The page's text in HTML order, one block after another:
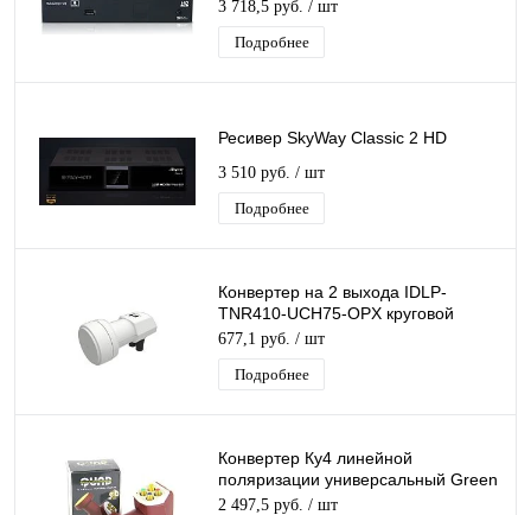
3 718,5 руб. / шт
Подробнее
Ресивер SkyWay Classic 2 HD
3 510 руб. / шт
Подробнее
Конвертер на 2 выхода IDLP-
TNR410-UCH75-OPX круговой
поляризации Inverto TWIN для
Триколор/ НТВ-Плюс
677,1 руб. / шт
Подробнее
Конвертер Ку4 линейной
поляризации универсальный Green
line SR-04 QUAD 4 выхода Ку4
2 497,5 руб. / шт